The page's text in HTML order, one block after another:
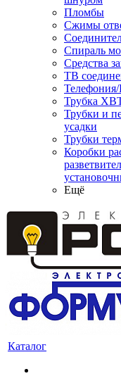
Пломбы
Сжимы
Спираль
Средства
ТВ
Трубка
Трубки и
усадки
Трубки
Коробки
Ещё
Каталог